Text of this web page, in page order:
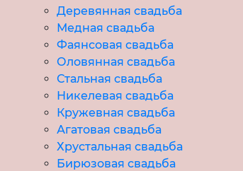
Деревянная свадьба
Медная свадьба
Фаянсовая свадьба
Оловянная свадьба
Стальная свадьба
Никелевая свадьба
Кружевная свадьба
Агатовая свадьба
Хрустальная свадьба
Бирюзовая свадьба